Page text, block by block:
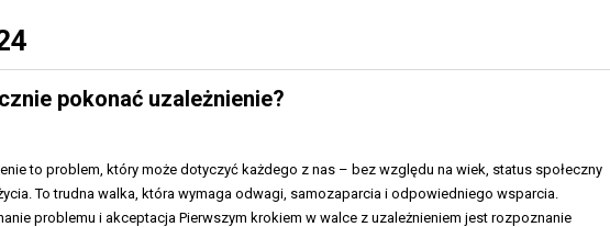
pokonać uzależnienie?
to problem, który może dotyczyć każdego z nas – bez względu na wiek, status społeczny
To trudna walka, która wymaga odwagi, samozaparcia i odpowiedniego wsparcia.
problemu i akceptacja Pierwszym krokiem w walce z uzależnieniem jest rozpoznanie